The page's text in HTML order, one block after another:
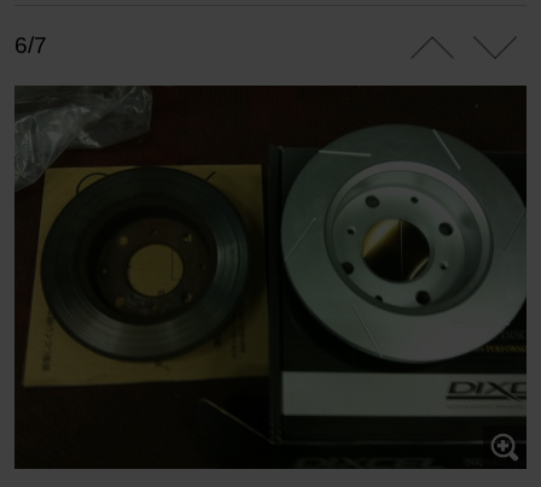
6/7